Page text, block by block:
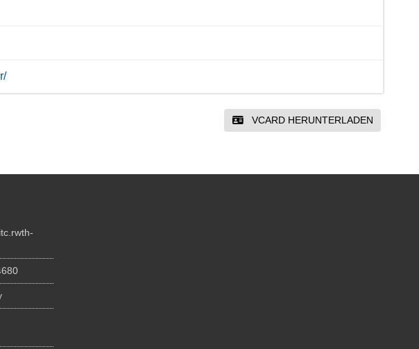
VCARD HERUNTERLADEN